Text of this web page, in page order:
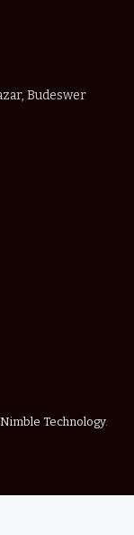
Budeswer
Nimble Technology.